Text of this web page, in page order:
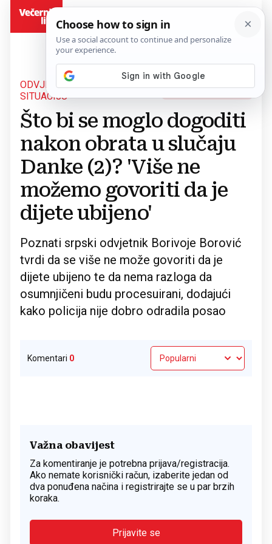
ODVJETNIK ANALIZIRAO
SITUACIJU
Povratak na članak
Što bi se moglo dogoditi
nakon obrata u slučaju
Danke (2)? 'Više ne
možemo govoriti da je
dijete ubijeno'
Poznati srpski odvjetnik Borivoje Borović
tvrdi da se više ne može govoriti da je
dijete ubijeno te da nema razloga da
osumnjičeni budu procesuirani, dodajući
kako policija nije dobro odradila posao
Komentari 0
Važna obavijest
Za komentiranje je potrebna prijava/registracija.
Ako nemate korisnički račun, izaberite jedan od
dva ponuđena načina i registrirajte se u par brzih
koraka.
Prijavite se